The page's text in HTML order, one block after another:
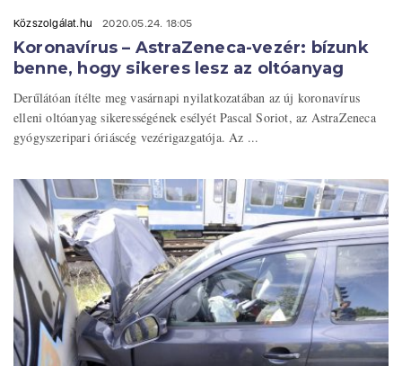
Közszolgálat.hu 2020.05.24. 18:05
Koronavírus – AstraZeneca-vezér: bízunk
benne, hogy sikeres lesz az oltóanyag
Derűlátóan ítélte meg vasárnapi nyilatkozatában az új koronavírus
elleni oltóanyag sikerességének esélyét Pascal Soriot, az AstraZeneca
gyógyszeripari óriáscég vezérigazgatója. Az ...